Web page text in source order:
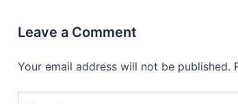
Leave a Comment
Your email address will not be published.